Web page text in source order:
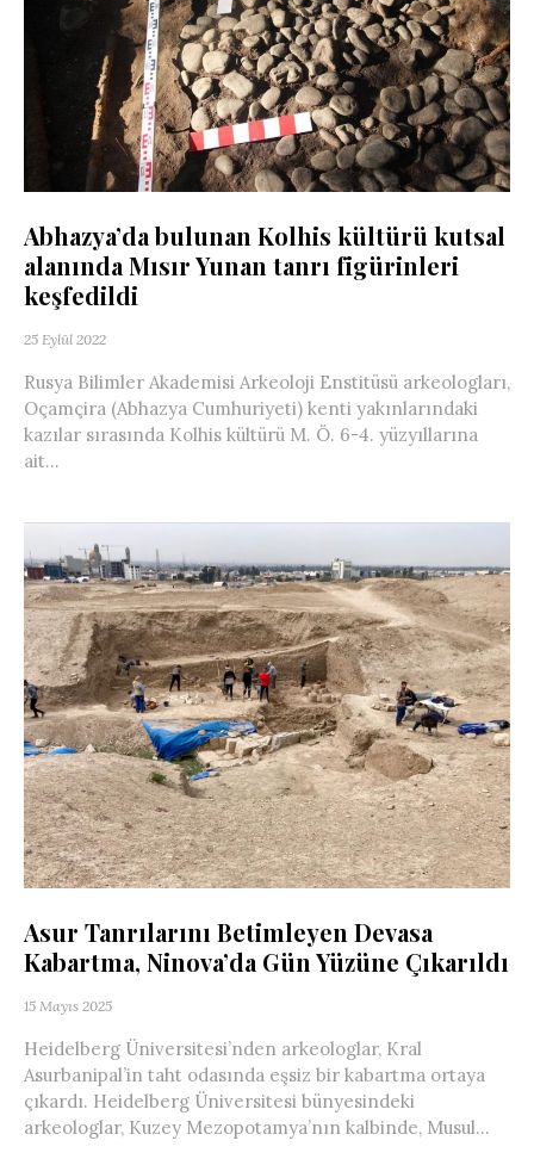
Abhazya’da bulunan Kolhis kültürü kutsal
alanında Mısır Yunan tanrı figürinleri
keşfedildi
25 Eylül 2022
Rusya Bilimler Akademisi Arkeoloji Enstitüsü arkeologları,
Oçamçira (Abhazya Cumhuriyeti) kenti yakınlarındaki
kazılar sırasında Kolhis kültürü M. Ö. 6-4. yüzyıllarına
ait...
Asur Tanrılarını Betimleyen Devasa
Kabartma, Ninova’da Gün Yüzüne Çıkarıldı
15 Mayıs 2025
Heidelberg Üniversitesi’nden arkeologlar, Kral
Asurbanipal’in taht odasında eşsiz bir kabartma ortaya
çıkardı. Heidelberg Üniversitesi bünyesindeki
arkeologlar, Kuzey Mezopotamya’nın kalbinde, Musul...